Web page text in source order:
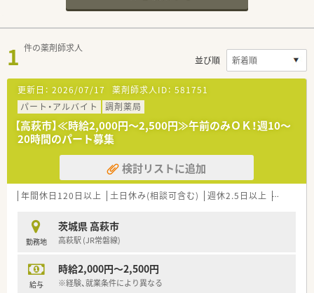
1 件の薬剤師求人
並び順
更新日： 2026/07/17 薬剤師求人ID： 581751
パート・アルバイト
調剤薬局
【高萩市】≪時給2,000円～2,500円≫午前のみＯＫ！週10～
20時間のパート募集
検討リストに追加
年間休日120日以上 土日休み(相談可含む) 週休2.5日以上 週32h以
勤務地
茨城県 高萩市
高萩駅 (JR常磐線)
給与
時給2,000円～2,500円
※経験、就業条件により異なる